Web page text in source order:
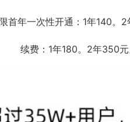
首年一次性开通：1年140。
续费：1年180。2年350